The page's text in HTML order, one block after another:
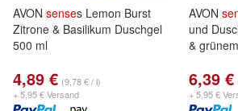
AVON senses Lemon Burst
Zitrone & Basilikum Duschgel
500 ml
4,89 € (9,78 € / l)
+ 5,95 € Versand
AVON
und
&
6,39 €
+ 5,95 €